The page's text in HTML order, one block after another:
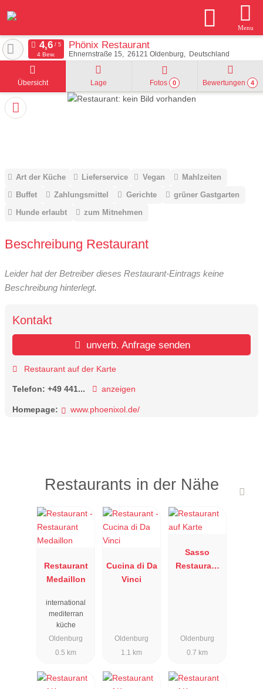
Menu
Phönix Restaurant
Ehnernstraße 15 26121 Oldenburg Deutschland
4 Bew.
Übersicht Lage Fotos 0 Bewertungen 4
Art der Küche Lieferservice Vegan
Mahlzeiten
Buffet
Zahlungsmittel Gerichte
grüner Gastgarten
Hunde erlaubt
zum Mitnehmen
Beschreibung Restaurant
Leider hat der Betreiber dieses Restaurant-Eintrags keine
Beschreibung hinterlegt.
Kontakt
unverb. Anfrage senden
Restaurant auf der Karte
Telefon: +49 441... anzeigen
Homepage: www.phoenixol.de/
Restaurants in der Nähe
Restaurant
Medaillon
international
mediterran
küche
Oldenburg
0.5 km
Cucina di Da
Vinci
Oldenburg
1.1 km
Sasso
Restaurant
Oldenburg
0.7 km